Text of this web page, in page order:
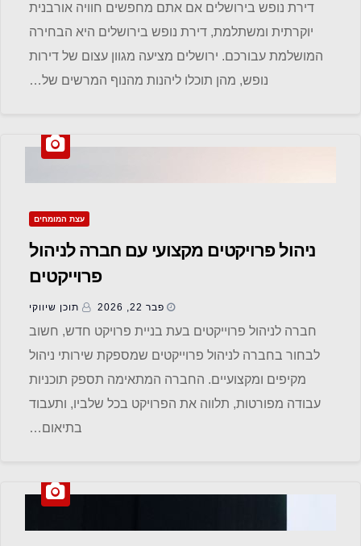
דירת נופש בירושלים אם אתם מחפשים חוויה אורבנית
יוקרתית ומשתלמת, דירת נופש בירושלים היא הבחירה
המושלמת עבורכם. ירושלים מציעה מגוון עצום של דירות
נופש, מהן תוכלו ליהנות מהנוף המרשים של…
עצת המומחים
ניהול פרויקטים מקצועי עם חברה לניהול
פרוייקטים
פבר 22, 2026 תוכן שיווקי
חברה לניהול פרוייקטים בעת בניית פרויקט חדש, חשוב
לבחור בחברה לניהול פרוייקטים שמספקת שירותי ניהול
מקיפים ומקצועיים. החברה המתאימה תספק תוכניות
עבודה מפורטות, תלווה את הפרויקט בכל שלביו, ותעבוד
בתיאום…